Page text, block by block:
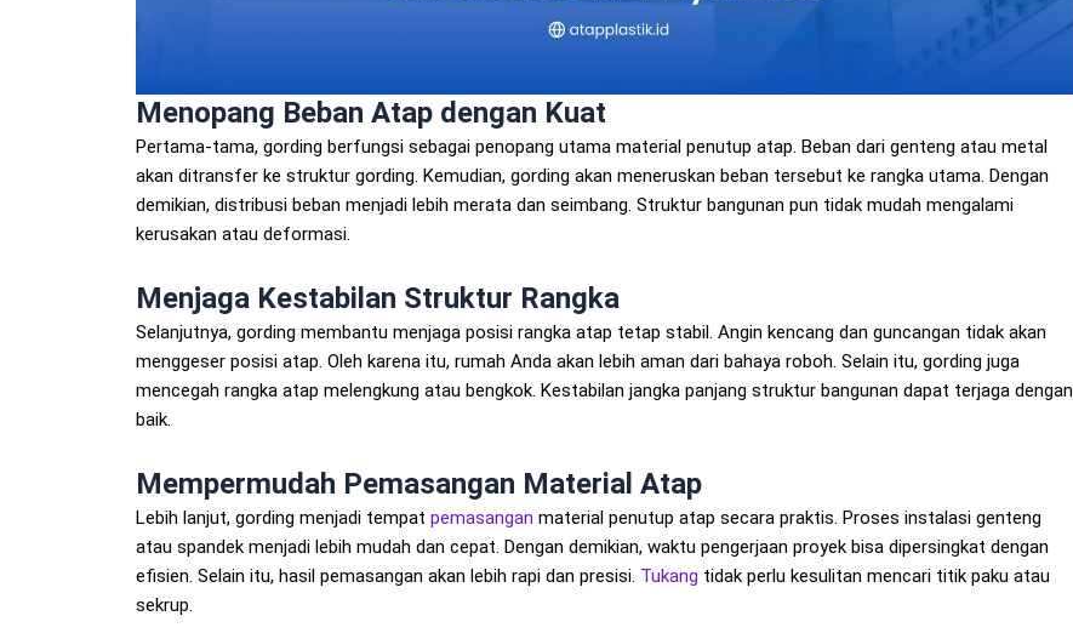
Menopang Beban Atap dengan Kuat
Pertama-tama, gording berfungsi sebagai penopang utama material penutup atap. Beban dari genteng atau metal
akan ditransfer ke struktur gording. Kemudian, gording akan meneruskan beban tersebut ke rangka utama. Dengan
demikian, distribusi beban menjadi lebih merata dan seimbang. Struktur bangunan pun tidak mudah mengalami
kerusakan atau deformasi.
Menjaga Kestabilan Struktur Rangka
Selanjutnya, gording membantu menjaga posisi rangka atap tetap stabil. Angin kencang dan guncangan tidak akan
menggeser posisi atap. Oleh karena itu, rumah Anda akan lebih aman dari bahaya roboh. Selain itu, gording juga
mencegah rangka atap melengkung atau bengkok. Kestabilan jangka panjang struktur bangunan dapat terjaga dengan
baik.
Mempermudah Pemasangan Material Atap
Lebih lanjut, gording menjadi tempat pemasangan material penutup atap secara praktis. Proses instalasi genteng
atau spandek menjadi lebih mudah dan cepat. Dengan demikian, waktu pengerjaan proyek bisa dipersingkat dengan
efisien. Selain itu, hasil pemasangan akan lebih rapi dan presisi. Tukang tidak perlu kesulitan mencari titik paku atau
sekrup.